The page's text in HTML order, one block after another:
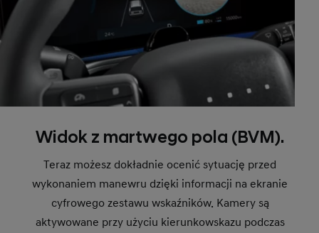
Widok z martwego pola (BVM).
Teraz możesz dokładnie ocenić sytuację przed
wykonaniem manewru dzięki informacji na ekranie
cyfrowego zestawu wskaźników. Kamery są
aktywowane przy użyciu kierunkowskazu podczas